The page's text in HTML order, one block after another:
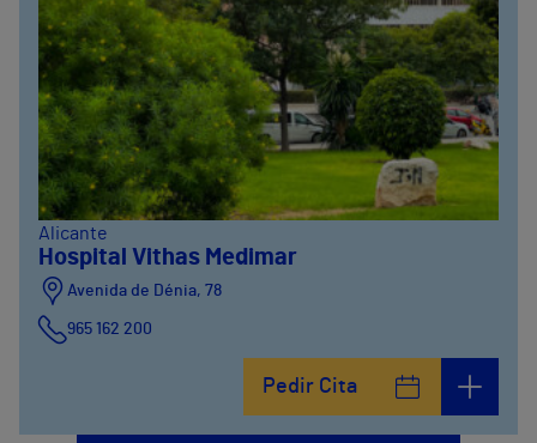
Alicante
Hospital Vithas Medimar
Avenida de Dénia, 78
965 162 200
Pedir Cita